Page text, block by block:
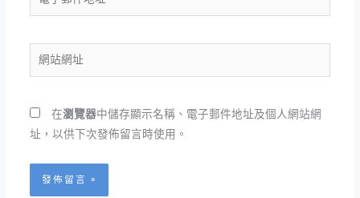
*
網
站
址
在瀏覽器中儲存顯示名稱、電子郵件地址及個人網站網
址，以供下次發佈留言時使用。